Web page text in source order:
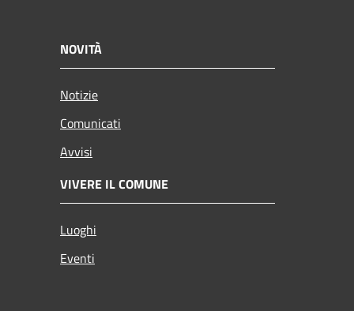
NOVITÀ
Notizie
Comunicati
Avvisi
VIVERE IL COMUNE
Luoghi
Eventi